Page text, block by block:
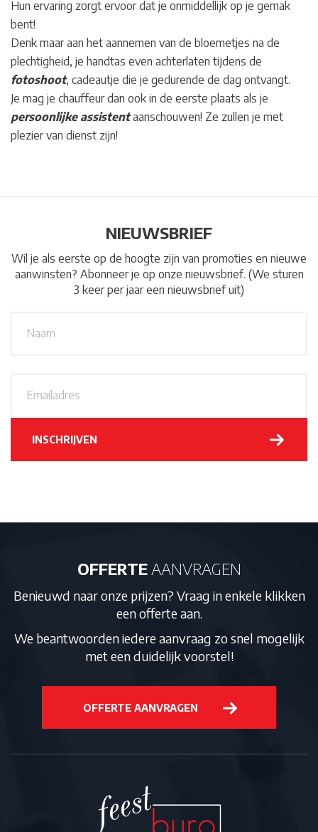
Hun ervaring zorgt ervoor dat je onmiddellijk op je gemak
bent!
Denk maar aan het aannemen van de bloemetjes na de
plechtigheid, je handtas even achterlaten tijdens de
fotoshoot, cadeautje die je gedurende de dag ontvangt.
Je mag je chauffeur dan ook in de eerste plaats als je
persoonlijke assistentaanschouwen! Ze zullen je met
plezier van dienst zijn!
NIEUWSBRIEF
Wil je als eerste op de hoogte zijn van promoties en nieuwe
aanwinsten? Abonneer je op onze nieuwsbrief. (We sturen
3 keer per jaar een nieuwsbrief uit)
d
*
INSCHRIJVEN
OFFERTEAANVRAGEN
Benieuwd naar onze prijzen? Vraag in enkele klikken
een offerte aan.
We beantwoorden iedere aanvraag zo snel mogelijk
met een duidelijk voorstel!
OFFERTE AANVRAGEN